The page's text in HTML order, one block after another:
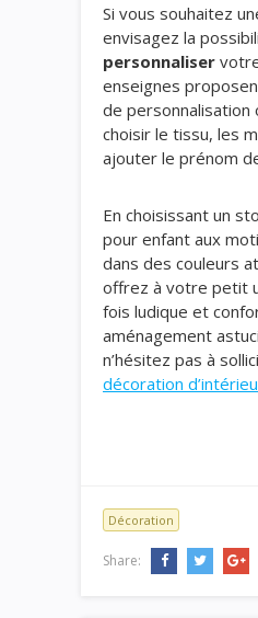
Si vous souhaitez
envisagez la
personnaliser
enseignes
de personnalisation
choisir le tissu, les
ajouter le prénom
En choisissant un
pour enfant aux
dans des couleurs
offrez à votre petit
fois ludique et
aménagement
n’hésitez pas à
décoration
Décoration
Share: